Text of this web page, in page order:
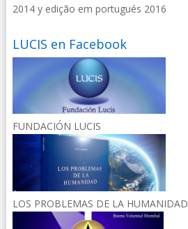
2014 y edição em portugués 2016
LUCIS en Facebook
FUNDACIÓN LUCIS
LOS PROBLEMAS DE LA HUMANIDAD